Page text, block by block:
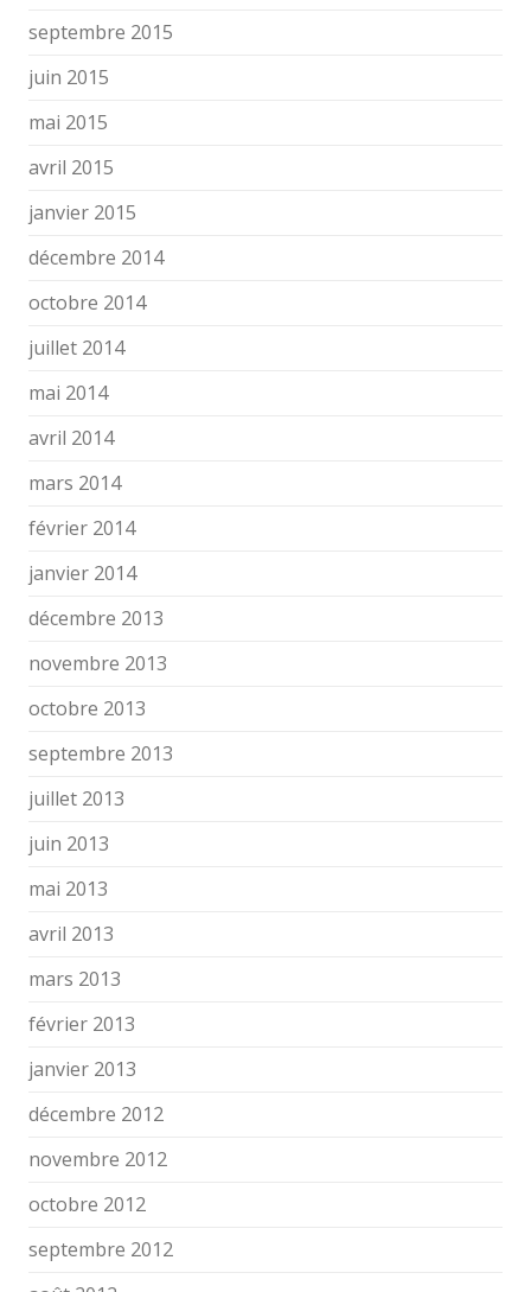
septembre 2015
juin 2015
mai 2015
avril 2015
janvier 2015
décembre 2014
octobre 2014
juillet 2014
mai 2014
avril 2014
mars 2014
février 2014
janvier 2014
décembre 2013
novembre 2013
octobre 2013
septembre 2013
juillet 2013
juin 2013
mai 2013
avril 2013
mars 2013
février 2013
janvier 2013
décembre 2012
novembre 2012
octobre 2012
septembre 2012